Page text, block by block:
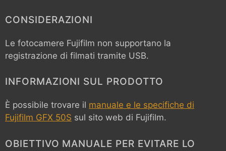
CONSIDERAZIONI
Le fotocamere Fujifilm non supportano la
registrazione di filmati tramite USB.
INFORMAZIONI SUL PRODOTTO
È possibile trovare il manuale e le specifiche di
Fujifilm GFX 50S sul sito web di Fujifilm.
OBIETTIVO MANUALE PER EVITARE LO